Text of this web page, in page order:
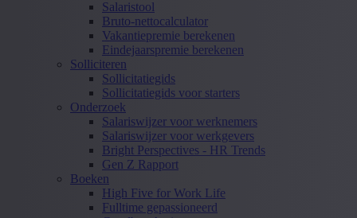
Salaristool
Bruto-nettocalculator
Vakantiepremie berekenen
Eindejaarspremie berekenen
Solliciteren
Sollicitatiegids
Sollicitatiegids voor starters
Onderzoek
Salariswijzer voor werknemers
Salariswijzer voor werkgevers
Bright Perspectives - HR Trends
Gen Z Rapport
Boeken
High Five for Work Life
Fulltime gepassioneerd